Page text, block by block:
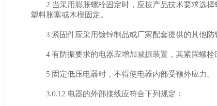
2 当采用膨胀螺栓固定时，应按产品技术要求选
塑料胀塞或木楔固定。
3 紧固件应采用镀锌制品或厂家配套提供的其他防锈制品
4 有防振要求的电器应增加减振装置，其紧固螺栓
5 固定低压电器时，不得使电器内部受额外应力。
3.0.12 电器的外部接线应符合下列规定：